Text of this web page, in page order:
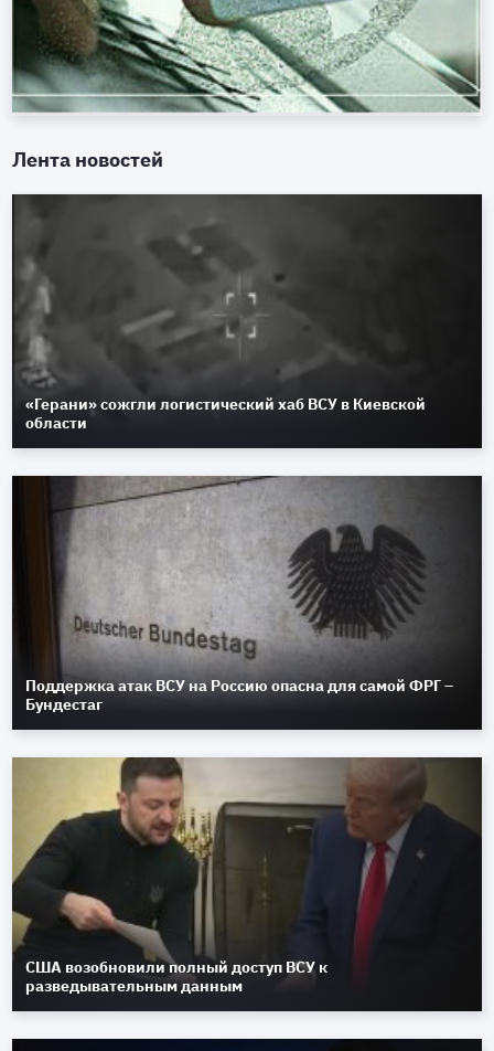
Лента новостей
«Герани» сожгли логистический хаб ВСУ в Киевской
области
Поддержка атак ВСУ на Россию опасна для самой ФРГ –
Бундестаг
США возобновили полный доступ ВСУ к
разведывательным данным